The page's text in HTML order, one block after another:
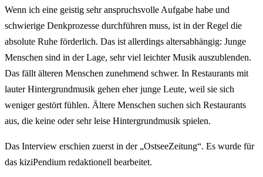
Wenn ich eine geistig sehr anspruchsvolle Aufgabe habe und
schwierige Denkprozesse durchführen muss, ist in der Regel die
absolute Ruhe förderlich. Das ist allerdings altersabhängig: Junge
Menschen sind in der Lage, sehr viel leichter Musik auszublenden.
Das fällt älteren Menschen zunehmend schwer. In Restaurants mit
lauter Hintergrundmusik gehen eher junge Leute, weil sie sich
weniger gestört fühlen. Ältere Menschen suchen sich Restaurants
aus, die keine oder sehr leise Hintergrundmusik spielen.
Das Interview erschien zuerst in der „OstseeZeitung“. Es wurde für
das kiziPendium redaktionell bearbeitet.